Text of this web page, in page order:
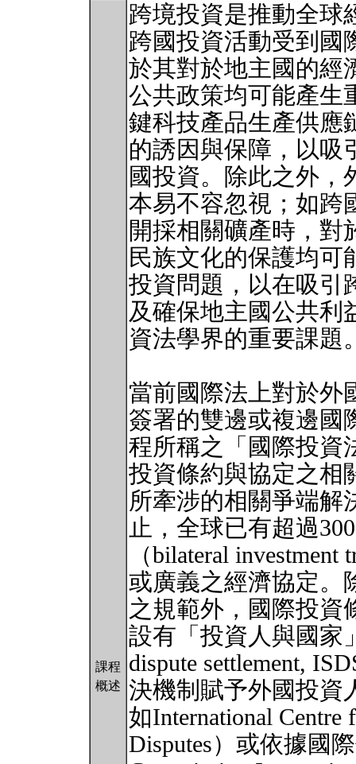
課程
概述
跨境投資是推動全球
跨國投資活動受到國
於其對於地主國的經
公共政策均可能產生
鍵科技產品生產供應
的誘因與保障，以吸
國投資。除此之外，
本易不容忽視；如跨
開採相關礦產時，對
民族文化的保護均可
投資問題，以在吸引
及確保地主國公共利
資法學界的重要課題
當前國際法上對於外
簽署的雙邊或複邊國
程所稱之「國際投資
投資條約與協定之相
所牽涉的相關爭端解
止，全球已有超過
（bilateral
或廣義之經濟協定。
之規範外，國際投資
設有「投資人與國家
dispute settlement,
決機制賦予外國投資
如International Centre
Disputes）或依據國